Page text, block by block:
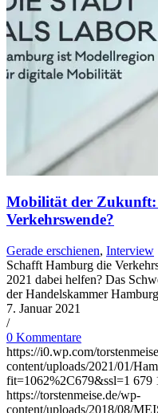
Mobilität der Zukunft:
Verkehrswende?
Gerade erschienen, Interview
Schafft Hamburg die
2021 dabei helfen? Das
der Handelskammer
7. Januar 2021
/
0 Kommentare
https://i0.wp.com/
content/uploads/2021/01/
fit=1062%2C679&ssl=1 679
https://torstenmeise.de/wp-
content/uploads/2018/08/